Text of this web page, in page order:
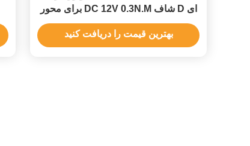
ای D شاف DC 12V 0.3N.M برای محور
XYZ
بهترین قیمت را دریافت کنید